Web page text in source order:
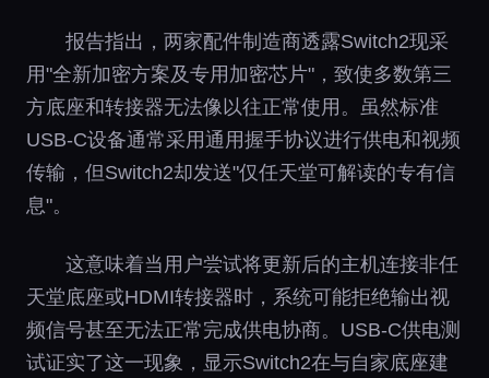
报告指出，两家配件制造商透露Switch2现采
用"全新加密方案及专用加密芯片"，致使多数第三
方底座和转接器无法像以往正常使用。虽然标准
USB-C设备通常采用通用握手协议进行供电和视频
传输，但Switch2却发送"仅任天堂可解读的专有信
息"。
这意味着当用户尝试将更新后的主机连接非任
天堂底座或HDMI转接器时，系统可能拒绝输出视
频信号甚至无法正常完成供电协商。USB-C供电测
试证实了这一现象，显示Switch2在与自家底座建